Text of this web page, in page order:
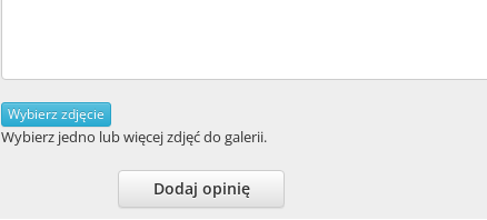
Wybierz zdjęcie
Wybierz jedno lub więcej zdjęć do galerii.
Dodaj opinię